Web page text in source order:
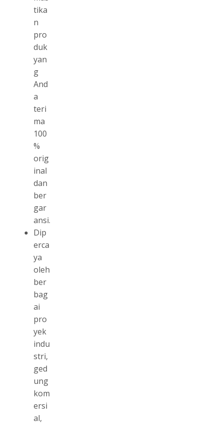
tika
n
pro
duk
yan
g
And
a
teri
ma
100
%
orig
inal
dan
ber
gar
ansi.
Dip
erca
ya
oleh
ber
bag
ai
pro
yek
indu
stri,
ged
ung
kom
ersi
al,